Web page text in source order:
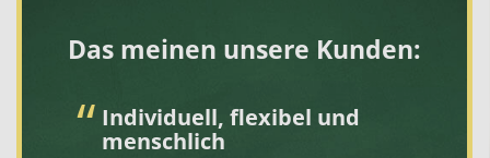
Das meinen unsere Kunden:
Individuell, flexibel und
menschlich